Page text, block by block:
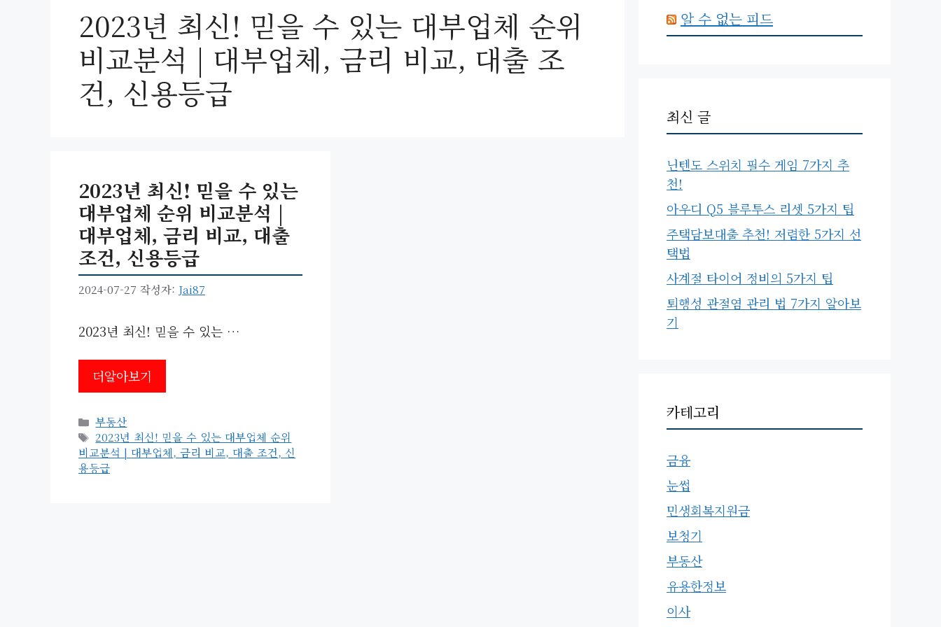
2023년 최신! 믿을 수 있는 대부업체 순위
비교분석 | 대부업체, 금리 비교, 대출 조
건, 신용등급
2023년 최신! 믿을 수 있는
대부업체 순위 비교분석 |
대부업체, 금리 비교, 대출
조건, 신용등급
2024-07-27 작성자: Jai87
2023년 최신! 믿을 수 있는 …
더알아보기
카
테
고
리
부동산
태
그
2023년 최신! 믿을 수 있는 대부업체 순위
비교분석 | 대부업체, 금리 비교, 대출 조건, 신
용등급
알 수 없는 피드
최신 글
닌텐도 스위치 필수 게임 7가지 추
천!
아우디 Q5 블루투스 리셋 5가지 팁
주택담보대출 추천! 저렴한 5가지 선
택법
사계절 타이어 정비의 5가지 팁
퇴행성 관절염 관리 법 7가지 알아보
기
카테고리
금융
눈썹
민생회복지원금
보청기
부동산
유용한정보
이사